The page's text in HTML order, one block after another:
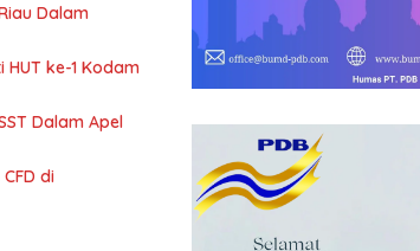
Dalam
ke-1 Kodam
Dalam Apel
di